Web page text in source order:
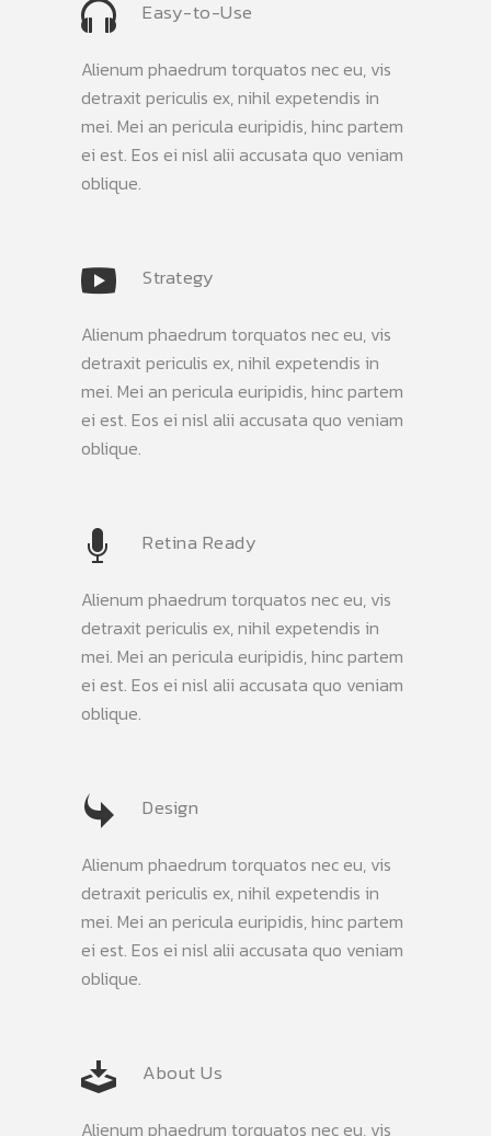
Easy-to-Use
Alienum phaedrum torquatos nec eu, vis
detraxit periculis ex, nihil expetendis in
mei. Mei an pericula euripidis, hinc partem
ei est. Eos ei nisl alii accusata quo veniam
oblique.
Strategy
Alienum phaedrum torquatos nec eu, vis
detraxit periculis ex, nihil expetendis in
mei. Mei an pericula euripidis, hinc partem
ei est. Eos ei nisl alii accusata quo veniam
oblique.
Retina Ready
Alienum phaedrum torquatos nec eu, vis
detraxit periculis ex, nihil expetendis in
mei. Mei an pericula euripidis, hinc partem
ei est. Eos ei nisl alii accusata quo veniam
oblique.
Design
Alienum phaedrum torquatos nec eu, vis
detraxit periculis ex, nihil expetendis in
mei. Mei an pericula euripidis, hinc partem
ei est. Eos ei nisl alii accusata quo veniam
oblique.
About Us
Alienum phaedrum torquatos nec eu, vis